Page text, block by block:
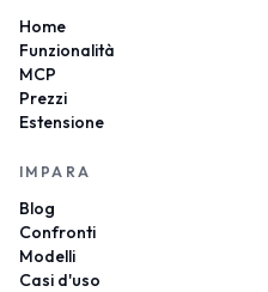
Home
Funzionalità
MCP
Prezzi
Estensione
IMPARA
Blog
Confronti
Modelli
Casi d'uso